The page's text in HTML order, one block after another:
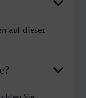
auf dieser